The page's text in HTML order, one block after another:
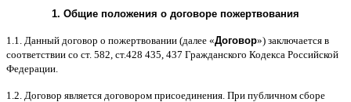
1. Общие положения o договоре пожертвования
1.1. Данный договор о пожертвовании (далее «Договор») заключается в
соответствии со ст. 582, ст.428 435, 437 Гражданского Кодекса Российской
Федерации
1.2. Договор является договором присоединения При публичном сборе